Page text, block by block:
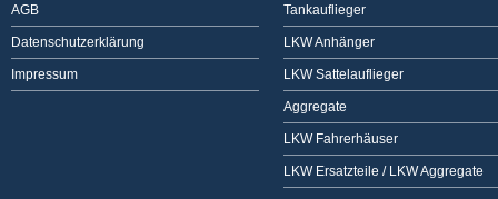
AGB
Datenschutzerklärung
Impressum
Tankauflieger
LKW Anhänger
LKW Sattelauflieger
Aggregate
LKW Fahrerhäuser
LKW Ersatzteile / LKW Aggregate